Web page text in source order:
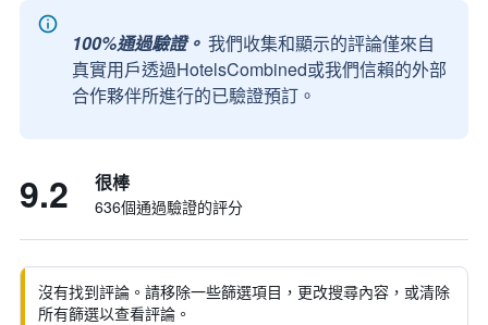
100%通過驗證。 我們收集和顯示的評論僅來自
真實用戶透過HotelsCombined或我們信賴的外部
合作夥伴所進行的已驗證預訂。
9.2 很棒
636個通過驗證的評分
沒有找到評論。請移除一些篩選項目，更改搜尋內容，或清除
所有篩選以查看評論。